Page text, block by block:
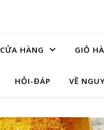
CỬA HÀNG GIỎ
HỎI-ĐÁP VỀ